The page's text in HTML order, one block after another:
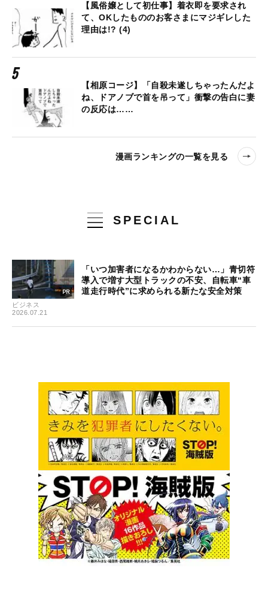
【風俗嬢として初仕事】着衣即を要求され
て、OKしたもののお客さまにマジギレした
理由は!? (4)
【相原コージ】「自殺未遂しちゃったんだよ
ね、ドアノブで首を吊って」衝撃の告白に妻
の反応は……
漫画ランキングの一覧を見る
SPECIAL
ビジネス
2026.07.21
「いつ加害者になるかわからない…」青切符
導入で増す大型トラックの不安、自転車“車
道走行時代”に求められる新たな安全対策